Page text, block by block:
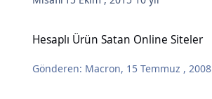
Hesaplı Ürün Satan Online Siteler
Gönderen: Macron, 15 Temmuz , 2008